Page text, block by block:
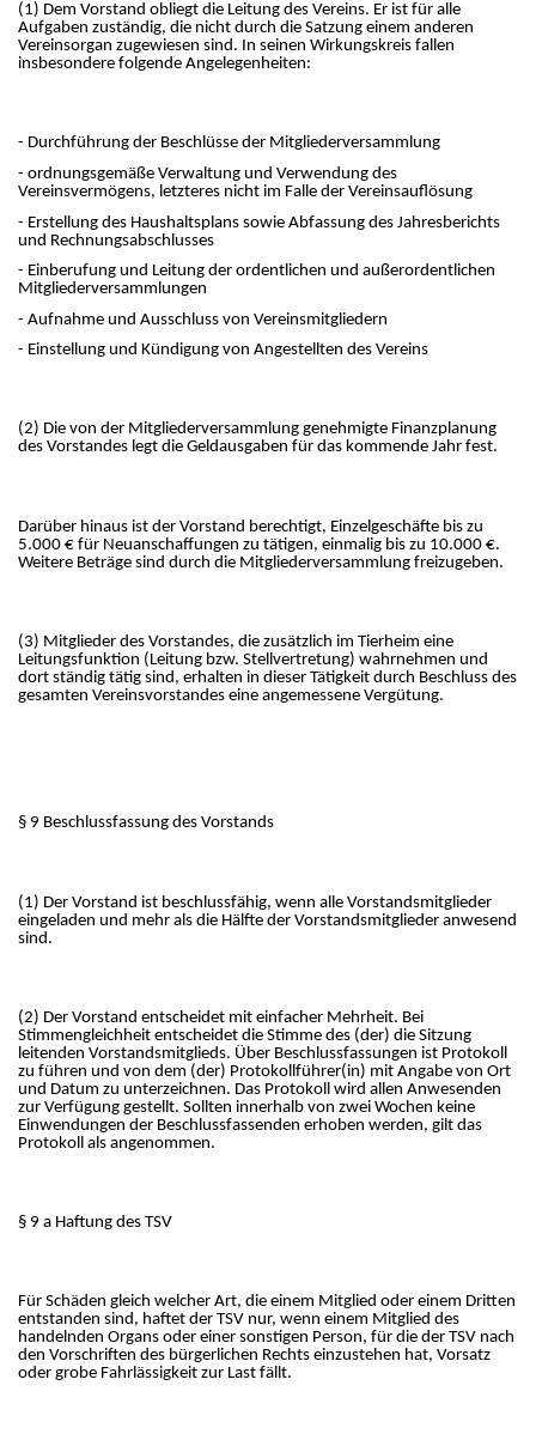
(1) Dem Vorstand obliegt die Leitung des Vereins. Er ist für alle
Aufgaben zuständig, die nicht durch die Satzung einem anderen
Vereinsorgan zugewiesen sind. In seinen Wirkungskreis fallen
insbesondere folgende Angelegenheiten:
- Durchführung der Beschlüsse der Mitgliederversammlung
- ordnungsgemäße Verwaltung und Verwendung des
Vereinsvermögens, letzteres nicht im Falle der Vereinsauflösung
- Erstellung des Haushaltsplans sowie Abfassung des Jahresberichts
und Rechnungsabschlusses
- Einberufung und Leitung der ordentlichen und außerordentlichen
Mitgliederversammlungen
- Aufnahme und Ausschluss von Vereinsmitgliedern
- Einstellung und Kündigung von Angestellten des Vereins
(2) Die von der Mitgliederversammlung genehmigte Finanzplanung
des Vorstandes legt die Geldausgaben für das kommende Jahr fest.
Darüber hinaus ist der Vorstand berechtigt, Einzelgeschäfte bis zu
5.000 € für Neuanschaffungen zu tätigen, einmalig bis zu 10.000 €.
Weitere Beträge sind durch die Mitgliederversammlung freizugeben.
(3) Mitglieder des Vorstandes, die zusätzlich im Tierheim eine
Leitungsfunktion (Leitung bzw. Stellvertretung) wahrnehmen und
dort ständig tätig sind, erhalten in dieser Tätigkeit durch Beschluss des
gesamten Vereinsvorstandes eine angemessene Vergütung.
§ 9 Beschlussfassung des Vorstands
(1) Der Vorstand ist beschlussfähig, wenn alle Vorstandsmitglieder
eingeladen und mehr als die Hälfte der Vorstandsmitglieder anwesend
sind.
(2) Der Vorstand entscheidet mit einfacher Mehrheit. Bei
Stimmengleichheit entscheidet die Stimme des (der) die Sitzung
leitenden Vorstandsmitglieds. Über Beschlussfassungen ist Protokoll
zu führen und von dem (der) Protokollführer(in) mit Angabe von Ort
und Datum zu unterzeichnen. Das Protokoll wird allen Anwesenden
zur Verfügung gestellt. Sollten innerhalb von zwei Wochen keine
Einwendungen der Beschlussfassenden erhoben werden, gilt das
Protokoll als angenommen.
§ 9 a Haftung des TSV
Für Schäden gleich welcher Art, die einem Mitglied oder einem Dritten
entstanden sind, haftet der TSV nur, wenn einem Mitglied des
handelnden Organs oder einer sonstigen Person, für die der TSV nach
den Vorschriften des bürgerlichen Rechts einzustehen hat, Vorsatz
oder grobe Fahrlässigkeit zur Last fällt.